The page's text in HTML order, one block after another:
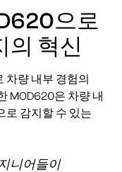
으로
의 혁신
차량 내부 경험의
MOD620은 차량 내
로 감지할 수 있는
니어들이